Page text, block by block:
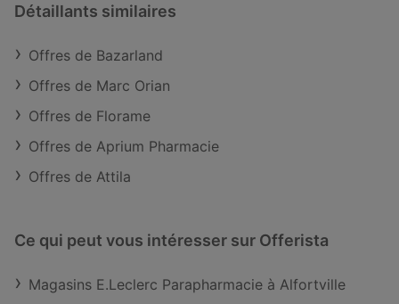
Détaillants similaires
Offres de Bazarland
Offres de Marc Orian
Offres de Florame
Offres de Aprium Pharmacie
Offres de Attila
Ce qui peut vous intéresser sur Offerista
Magasins E.Leclerc Parapharmacie à Alfortville